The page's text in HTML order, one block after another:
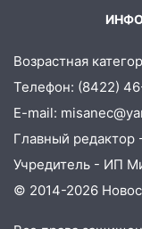
пешеходных
На
запретили
50-метровом
14:22 В
большой
«Мураками»
Возрастная
Телефон: (8422)
E-mail:
Главный
Учредитель - ИП
© 2014-2026